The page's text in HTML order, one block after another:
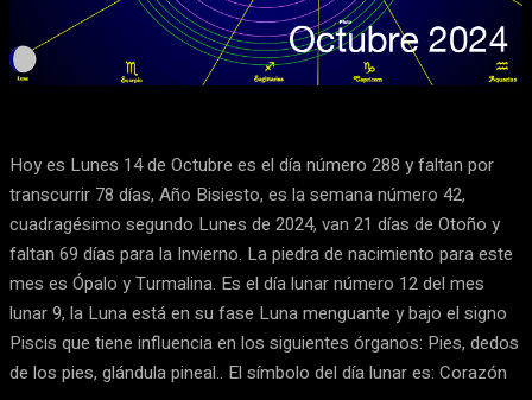
Facebook X Pinterest WhatsApp
Hoy es Lunes 14 de Octubre es el día número 288 y faltan por
transcurrir 78 días, Año Bisiesto, es la semana número 42,
cuadragésimo segundo Lunes de 2024, van 21 días de Otoño y
faltan 69 días para la Invierno. La piedra de nacimiento para este
mes es Ópalo y Turmalina. Es el día lunar número 12 del mes
lunar 9, la Luna está en su fase Luna menguante y bajo el signo
Piscis que tiene influencia en los siguientes órganos: Pies, dedos
de los pies, glándula pineal.. El símbolo del día lunar es: Corazón